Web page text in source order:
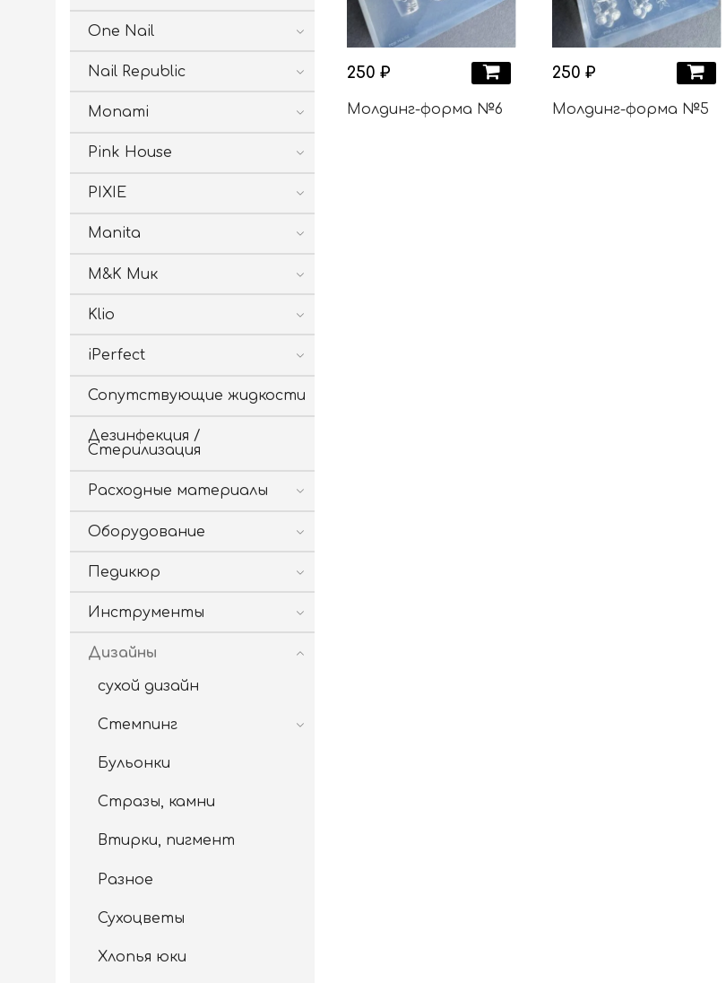
250 ₽
Молдинг-форма №6
250 ₽
Молдинг-форма №5
One Nail
Nail Republic
Monami
Pink House
PIXIE
Manita
M&K Мик
Klio
iPerfect
Сопутствующие жидкости
Дезинфекция /
Стерилизация
Расходные материалы
Оборудование
Педикюр
Инструменты
Дизайны
сухой дизайн
Стемпинг
Бульонки
Стразы, камни
Втирки, пигмент
Разное
Сухоцветы
Хлопья юки